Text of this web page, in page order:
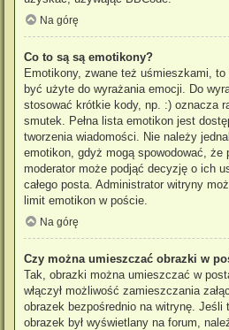
Na górę
Co to są są emotikony?
Emotikony, zwane też uśmieszkami, to
być użyte do wyrażania emocji. Do
stosować krótkie kody, np. :) oznacza
smutek. Pełna lista emotikon jest
tworzenia wiadomości. Nie należy
emotikon, gdyż mogą spowodować,
moderator może podjąć decyzję o ich
całego posta. Administrator witryny
limit emotikon w poście.
Na górę
Czy można umieszczać obrazki w
Tak, obrazki można umieszczać w
włączył możliwość zamieszczania
obrazek bezpośrednio na witrynę. Jeśli
obrazek był wyświetlany na forum,